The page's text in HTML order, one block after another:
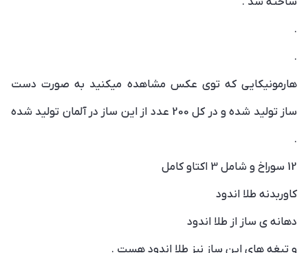
.
.
هارمونیکایی که توی عکس مشاهده میکنید به صورت دست
ساز تولید شده و در کل 200 عدد از این ساز در آلمان تولید شده
.
12 سوراخ و شامل 3 اکتاو کامل
کاوربدنه طلا اندود
دهانه ی ساز از طلا اندود
و تیغه های این ساز نیز طلا اندود هست .